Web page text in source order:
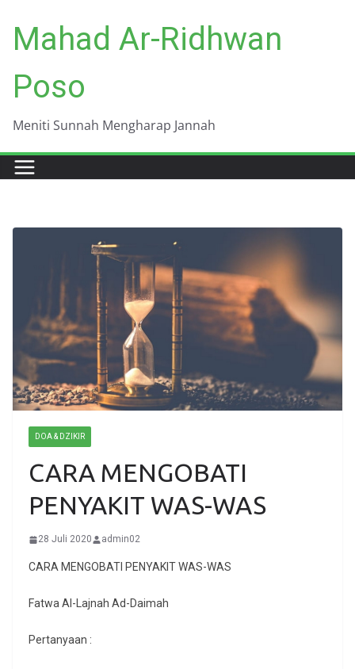
content
Mahad Ar-Ridhwan
Poso
Meniti Sunnah Mengharap Jannah
DOA & DZIKIR
CARA MENGOBATI
PENYAKIT WAS-WAS
28 Juli 2020 admin02
CARA MENGOBATI PENYAKIT WAS-WAS
Fatwa Al-Lajnah Ad-Daimah
Pertanyaan :